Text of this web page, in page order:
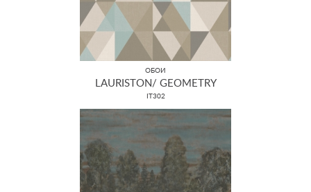
ОБОИ
LAURISTON/ GEOMETRY
IT302